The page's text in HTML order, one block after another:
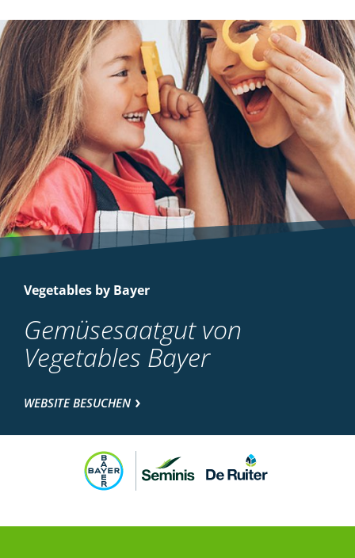
Vegetables by Bayer
Gemüsesaatgut von
Vegetables Bayer
WEBSITE BESUCHEN